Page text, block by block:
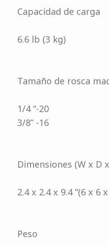
Capacidad de carga
6.6 lb (3 kg)
Tamaño de rosca
1/4 “-20
3/8” -16
Dimensiones (W x D
2.4 x 2.4 x 9.4 “(6 x 6
Peso